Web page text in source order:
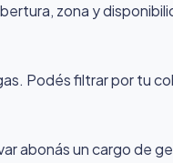
zona y
Podés filtrar por tu
abonás un cargo de